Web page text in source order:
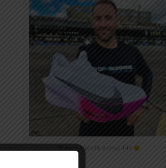
Nike Alphafly 3 chez T4R